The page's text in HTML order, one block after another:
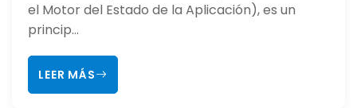
el Motor del Estado de la Aplicación), es un
princip...
LEER MÁS